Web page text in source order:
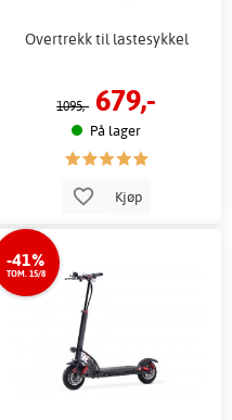
Overtrekk til lastesykkel
1095,- 679,-
På lager
Kjøp
-41%
TOM. 15/8